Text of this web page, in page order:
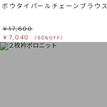
ボウタイパールチェーンブラウス
￥17,600
￥7,040
（60%OFF）